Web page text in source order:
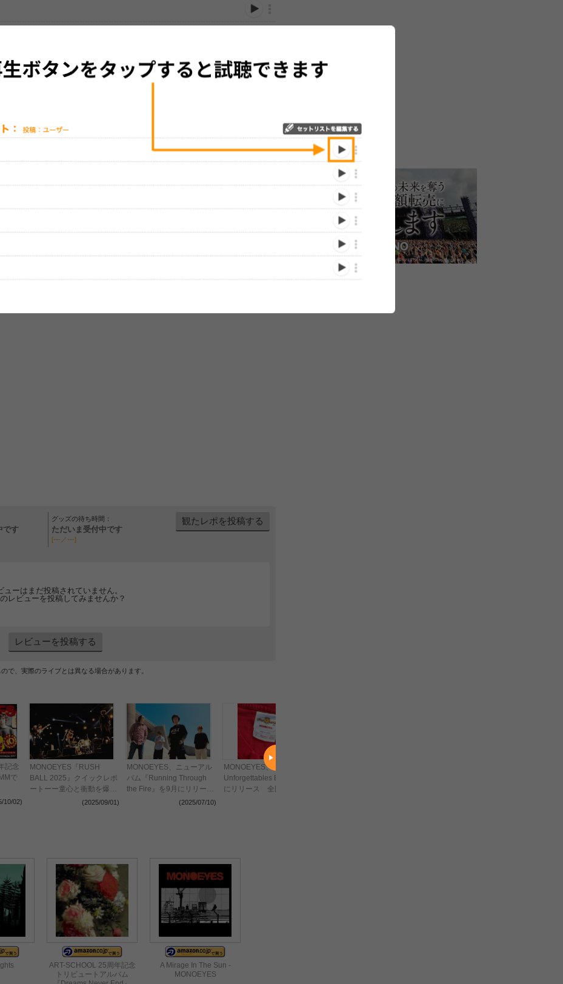
確性は保証されませんので、あらかじめご了承ください。
営する歌詞サイト「
です
グッズの待ち時間：
ただいま受付中です
[---／---]
観たレポを投稿する
ューはまだ投稿されていません。
レビューを投稿してみませんか？
レビューを投稿する
で、実際のライブとは異なる場合があります。
記念
で
10/02)
MONOEYES『RUSH
BALL 2025』クイックレポ
ートーー童心と衝動を爆発
させて、まだまだ舞い上が
(2025/09/01)
MONOEYES、ニューアル
バム『Running Through
the Fire』を9月にリリー
ス 全国ライブハウスツア
(2025/07/10)
MONOEYES、『The
Unforgettables E.P.』を9月
にリリース 全国ライブハ
ART-SCHOOL 25周年記念
トリビュートアルバム
A Mirage In The Sun -
MONOEYES